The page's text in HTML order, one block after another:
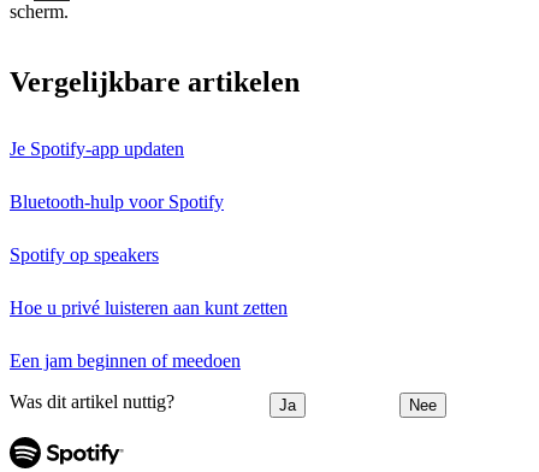
scherm.
Vergelijkbare artikelen
Je Spotify-app updaten
Bluetooth-hulp voor Spotify
Spotify op speakers
Hoe u privé luisteren aan kunt zetten
Een jam beginnen of meedoen
Was dit artikel nuttig? Ja Nee